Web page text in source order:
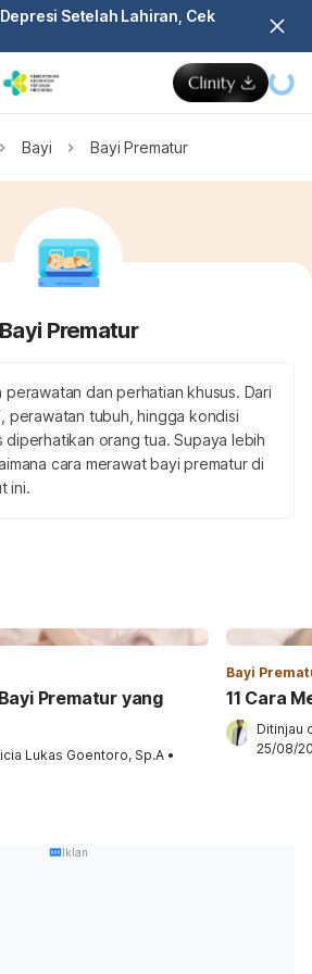
Setelah Lahiran, Cek
Bayi Bayi Prematur
Bayi Prematur
dan perhatian khusus. Dari
perawatan tubuh, hingga kondisi
diperhatikan orang tua. Supaya lebih
cara merawat bayi prematur di
ini.
Prematur yang
Lukas Goentoro, Sp.A •
Bayi
11 Cara
Ditinjau
25/08/
Iklan